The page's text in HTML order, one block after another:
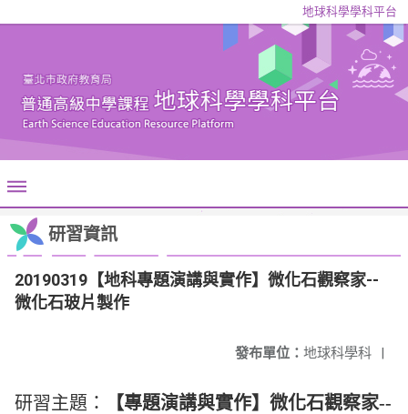
地球科學學科平台
研習資訊
20190319【地科專題演講與實作】微化石觀察家--
微化石玻片製作
發布單位： 地球科學科 |
研習主題：
【專題演講與實作】微化石觀察家--